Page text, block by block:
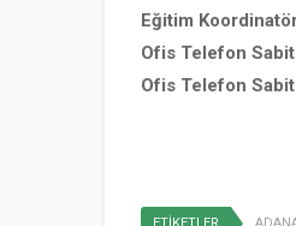
Eğitim
Ofis Telefon
Ofis Telefon